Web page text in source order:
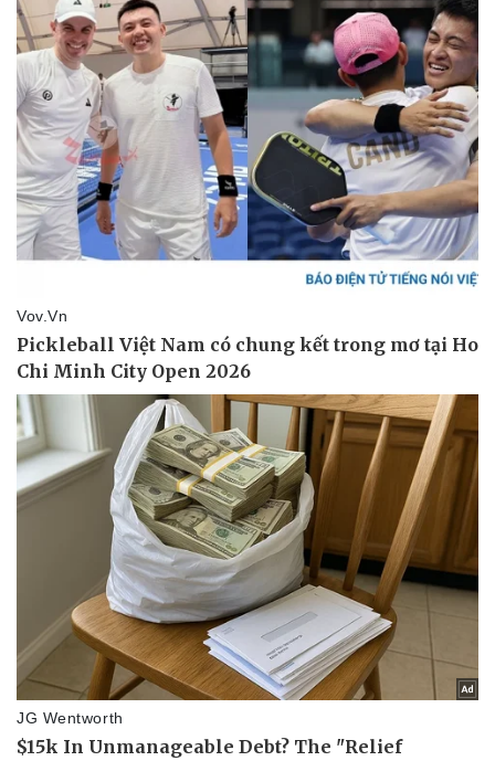
Thể thao
Bóng đá
Lịch thi đấu bóng đá
Thế giới thể thao
eSports
Hậu trường
Ô tô - Xe máy
Tư vấn